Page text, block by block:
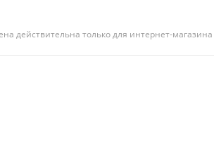
действительна только для интернет-